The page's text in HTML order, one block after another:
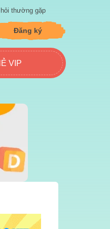
thường gặp
Đăng ký
VIP